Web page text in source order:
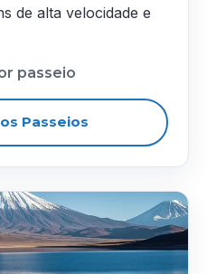
de alta velocidade e
passeio
Passeios